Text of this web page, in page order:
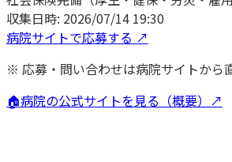
収集日時: 2026/07/14 19:30
病院サイトで応募する ↗
※ 応募・問い合わせは病院サイトから
🏠病院の公式サイトを見る（概要）↗